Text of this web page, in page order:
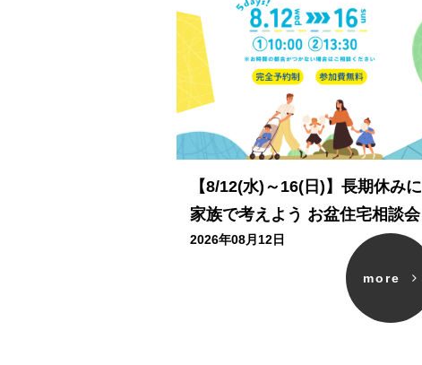
【8/12(水)～16(日)】長期休みに
家族で考えよう お盆住宅相談会
2026年08月12日
more